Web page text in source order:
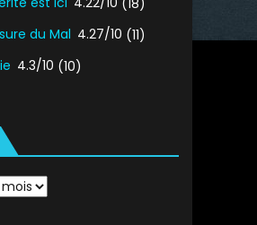
du Mal 4.27/10 (11)
4.3/10 (10)